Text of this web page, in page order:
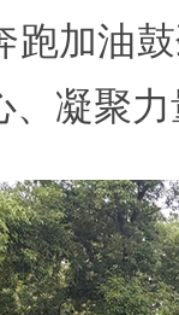
跑加油
、凝聚